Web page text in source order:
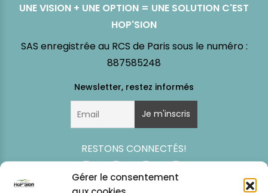
Gérer le consentement
UNE VISION + UNE OPTION = UNE SOLUTION C'EST
HOP'SION
SAS enregistrée au RCS de Paris sous le numéro :
887585248
RESTONS CONNECTÉS!